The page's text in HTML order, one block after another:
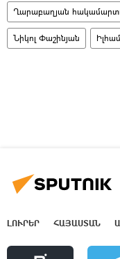
Ղարաբաղյան
Նիկոլ Փաշինյան
ԼՈՒՐԵՐ ՀԱՅԱՍՏԱՆ